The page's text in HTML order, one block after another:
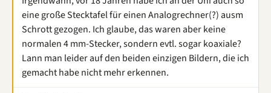
eine große Stecktafel für einen Analogrechner(?) ausm
Schrott gezogen. Ich glaube, das waren aber keine
normalen 4 mm-Stecker, sondern evtl. sogar koaxiale?
Lann man leider auf den beiden einzigen Bildern, die ich
gemacht habe nicht mehr erkennen.